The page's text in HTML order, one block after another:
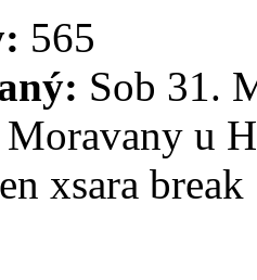
565
Sob 31.
Moravany u
xsara